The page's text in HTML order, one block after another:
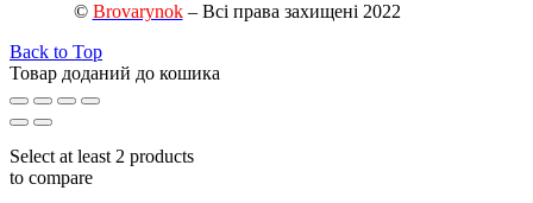
© Brovarynok– Всі права захищені 2022
Back to Top
Товар доданий до кошика
Select at least 2 products
to compare